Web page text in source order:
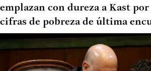
emplazan con dureza a Kast
cifras de pobreza de última